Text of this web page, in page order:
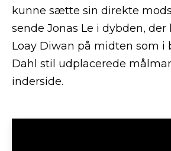
kunne sætte sin direkte
sende Jonas Le i dybden,
Loay Diwan på midten som i
Dahl stil udplacerede
inderside.